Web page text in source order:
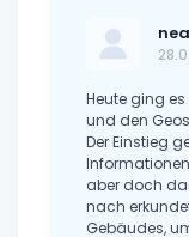
Heute ging
und den
Der Einstieg
aber doch
nach
Gebäudes,